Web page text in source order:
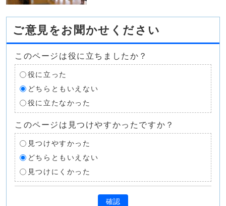
ご意見をお聞かせください
このページは役に立ちましたか？
役に立った
どちらともいえない
役に立たなかった
このページは見つけやすかったですか？
見つけやすかった
どちらともいえない
見つけにくかった
確認